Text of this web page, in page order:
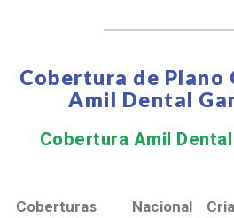
Cobertura de
Amil Dental
Cobertura Amil
Coberturas
Nacional